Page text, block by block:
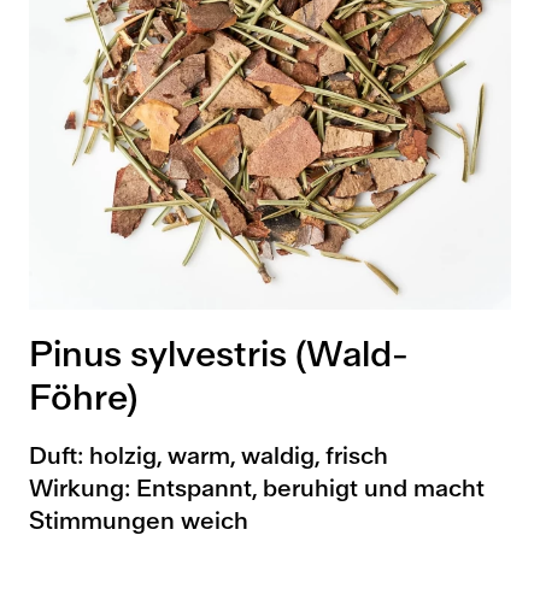
Pinus sylvestris (Wald-
Föhre)
Duft: holzig, warm, waldig, frisch
Wirkung: Entspannt, beruhigt und macht
Stimmungen weich